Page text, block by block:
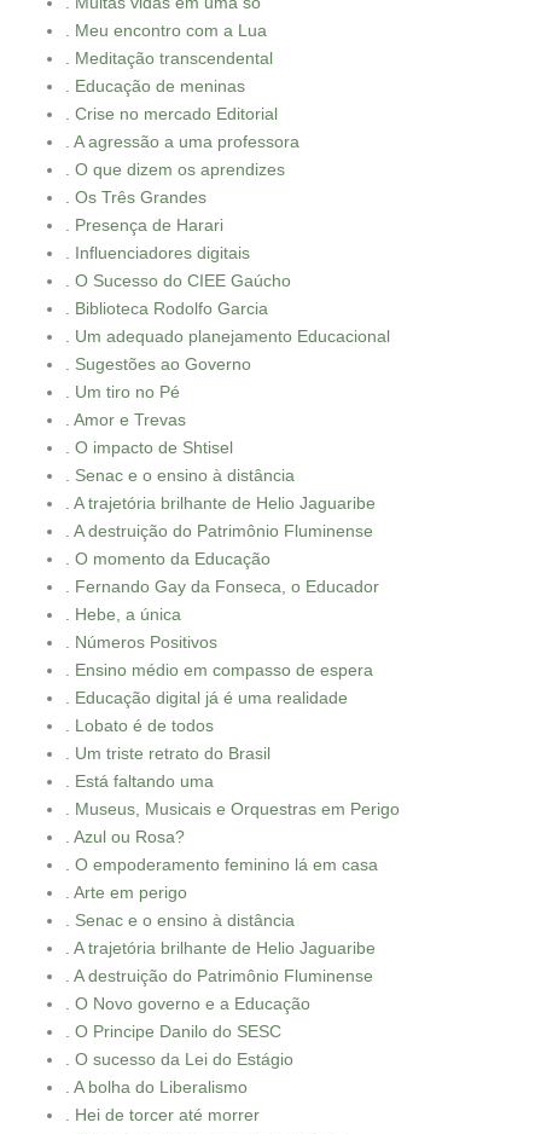
. Meu encontro com a Lua
. Meditação transcendental
. Educação de meninas
. Crise no mercado Editorial
. A agressão a uma professora
. O que dizem os aprendizes
. Os Três Grandes
. Presença de Harari
. Influenciadores digitais
. O Sucesso do CIEE Gaúcho
. Biblioteca Rodolfo Garcia
. Um adequado planejamento Educacional
. Sugestões ao Governo
. Um tiro no Pé
. Amor e Trevas
. O impacto de Shtisel
. Senac e o ensino à distância
. A trajetória brilhante de Helio Jaguaribe
. A destruição do Patrimônio Fluminense
. O momento da Educação
. Fernando Gay da Fonseca, o Educador
. Hebe, a única
. Números Positivos
. Ensino médio em compasso de espera
. Educação digital já é uma realidade
. Lobato é de todos
. Um triste retrato do Brasil
. Está faltando uma
. Museus, Musicais e Orquestras em Perigo
. Azul ou Rosa?
. O empoderamento feminino lá em casa
. Arte em perigo
. Senac e o ensino à distância
. A trajetória brilhante de Helio Jaguaribe
. A destruição do Patrimônio Fluminense
. O Novo governo e a Educação
. O Principe Danilo do SESC
. O sucesso da Lei do Estágio
. A bolha do Liberalismo
. Hei de torcer até morrer